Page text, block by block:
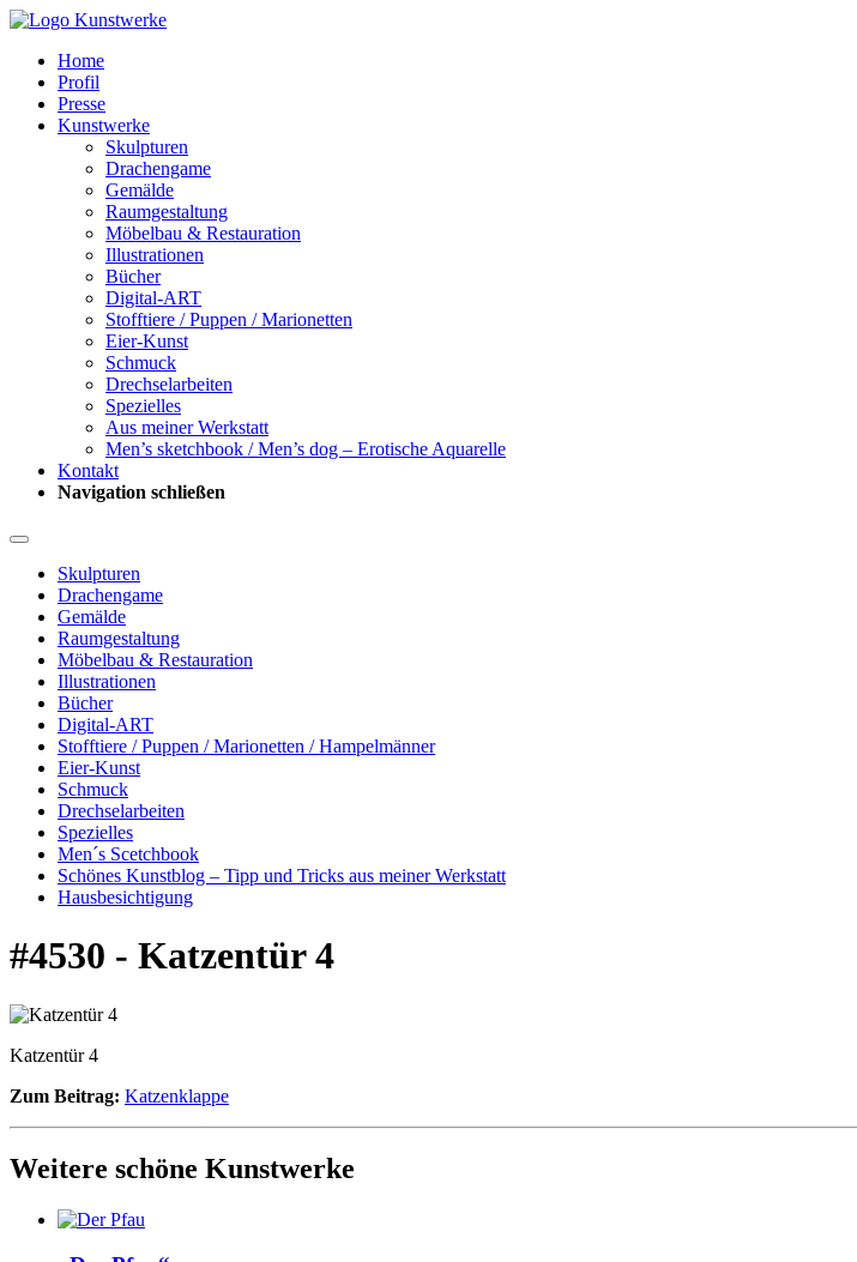
Home
Profil
Presse
Kunstwerke
Skulpturen
Drachengame
Gemälde
Raumgestaltung
Möbelbau & Restauration
Illustrationen
Bücher
Digital-ART
Stofftiere / Puppen / Marionetten
Eier-Kunst
Schmuck
Drechselarbeiten
Spezielles
Aus meiner Werkstatt
Men’s sketchbook / Men’s dog – Erotische Aquarelle
Kontakt
Navigation schließen
Skulpturen
Drachengame
Gemälde
Raumgestaltung
Möbelbau & Restauration
Illustrationen
Bücher
Digital-ART
Stofftiere / Puppen / Marionetten / Hampelmänner
Eier-Kunst
Schmuck
Drechselarbeiten
Spezielles
Men´s Scetchbook
Schönes Kunstblog – Tipp und Tricks aus meiner Werkstatt
Hausbesichtigung
#4530 - Katzentür 4
Katzentür 4
Zum Beitrag: Katzenklappe
Weitere schöne Kunstwerke